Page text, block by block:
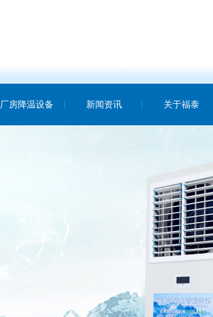
厂房降温设备 新闻资讯 关于福泰